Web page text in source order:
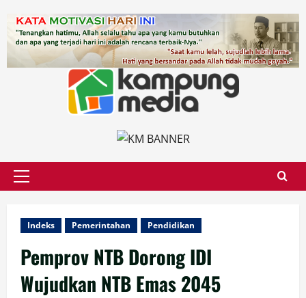
content
Primary
Indeks Pemerintahan Pendidikan
Pemprov NTB Dorong IDI
Wujudkan NTB Emas 2045